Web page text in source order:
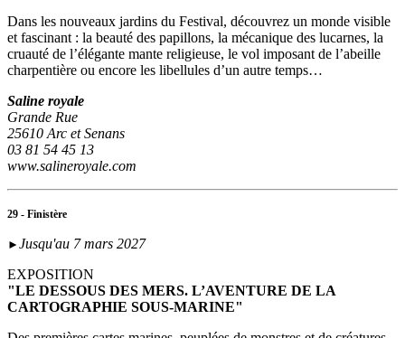
Dans les nouveaux jardins du Festival, découvrez un monde visible
et fascinant : la beauté des papillons, la mécanique des lucarnes, la
cruauté de l’élégante mante religieuse, le vol imposant de l’abeille
charpentière ou encore les libellules d’un autre temps…
Saline royale
Grande Rue
25610 Arc et Senans
03 81 54 45 13
www.salineroyale.com
29 - Finistère
► Jusqu'au 7 mars 2027
EXPOSITION
"LE DESSOUS DES MERS. L’AVENTURE DE LA
CARTOGRAPHIE SOUS-MARINE"